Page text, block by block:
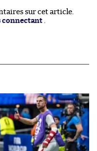
sur cet article.
connectant